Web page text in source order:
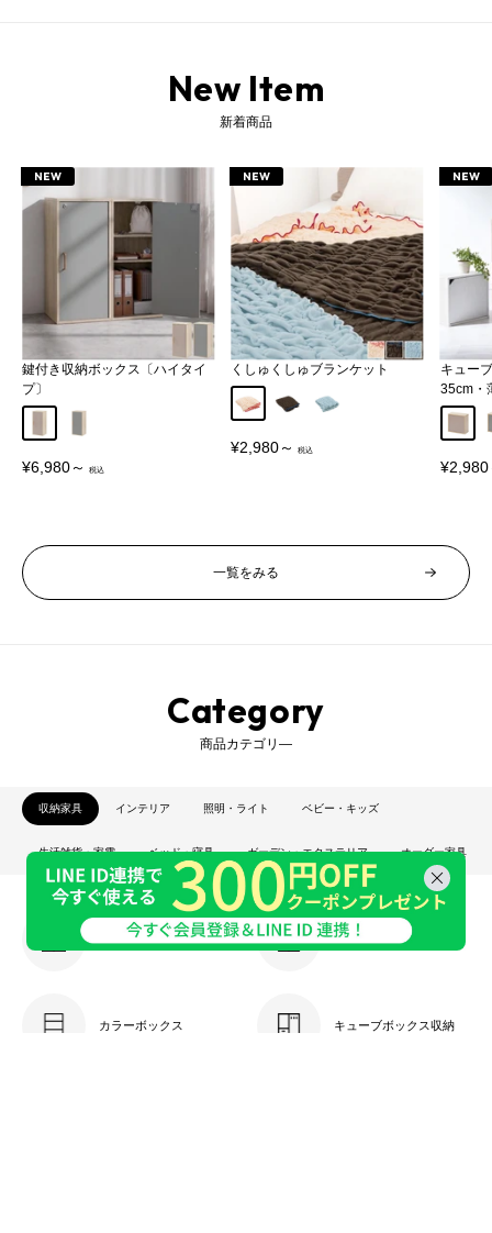
New Item
新着商品
NEW
鍵付き収納ボックス〔ハイタイ
プ〕
販
¥6,980～
NEW
くしゅくしゅブランケット
アイボリーブラウン
ブルー
販
¥2,980～
NEW
キュー
35cm・
販
¥2,980
一覧をみる
Category
商品カテゴリ―
収納家具 インテリア 照明・ライト ベビー・キッズ
生活雑貨・家電 ベッド・寝具 ガーデン・エクステリア オーダー家具
キッチン収納 本棚・ラック
カラーボックス キューブボックス収納